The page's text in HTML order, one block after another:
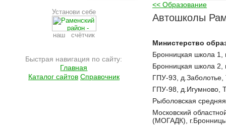
Установи себе
наш счётчик
Быстрая навигация по сайту:
Главная
Каталог сайтов Справочник
<< Образование
Автошколы
Министерство
Бронницкая школа 1,
Бронницкая школа 2,
ГПУ-93, д.Заболотье,
ГПУ-98, д.Игумново,
Рыболовская
Московский
(МОГАДК),